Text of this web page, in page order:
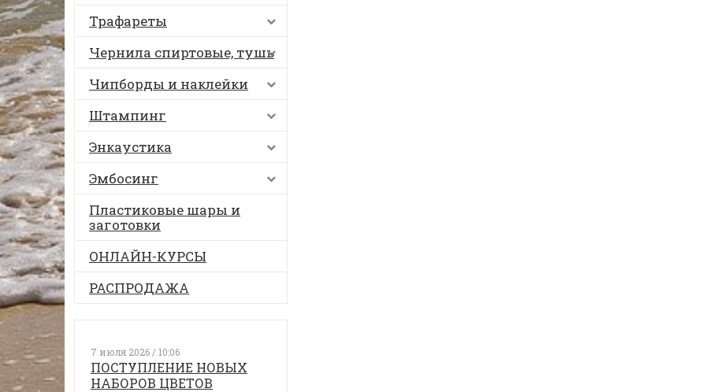
Трафареты
Чернила спиртовые, тушь
Чипборды и наклейки
Штампинг
Энкаустика
Эмбосинг
Пластиковые шары и
заготовки
ОНЛАЙН-КУРСЫ
РАСПРОДАЖА
7 июля 2026 / 10:06
ПОСТУПЛЕНИЕ НОВЫХ
НАБОРОВ ЦВЕТОВ